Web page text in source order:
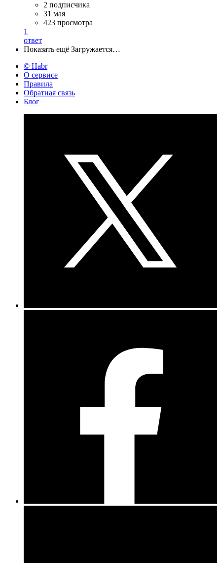
2 подписчика
31 мая
423 просмотра
1
ответ
Показать ещё Загружается…
© Habr
О сервисе
Правила
Обратная связь
Блог